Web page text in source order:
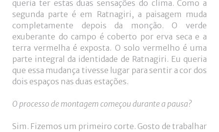
queria ter estas duas sensações do clima. Como a
segunda parte é em Ratnagiri, a paisagem muda
completamente depois da monção. O verde
exuberante do campo é coberto por erva seca e a
terra vermelha é exposta. O solo vermelho é uma
parte integral da identidade de Ratnagiri. Eu queria
que essa mudança tivesse lugar para sentir a cor dos
dois espaços nas duas estações.
O processo de montagem começou durante a pausa?
Sim. Fizemos um primeiro corte. Gosto de trabalhar